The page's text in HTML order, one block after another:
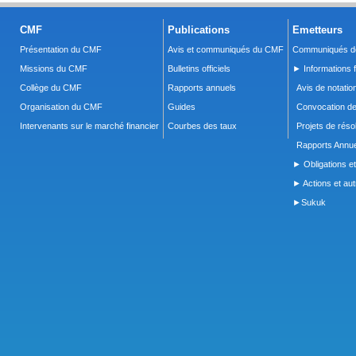
CMF
Présentation du CMF
Missions du CMF
Collège du CMF
Organisation du CMF
Intervenants sur le marché financier
Publications
Avis et communiqués du CMF
Bulletins officiels
Rapports annuels
Guides
Courbes des taux
Emetteurs
Communiqués
► Informations
Avis de
Convocation
Projets de
Rapports
► Obligations
► Actions et
►Sukuk